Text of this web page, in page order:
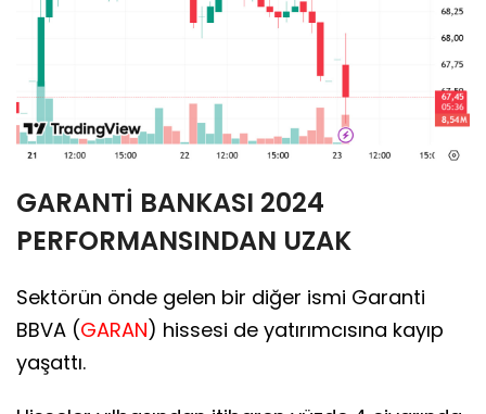
GARANTİ BANKASI 2024
PERFORMANSINDAN UZAK
Sektörün önde gelen bir diğer ismi Garanti
BBVA (GARAN) hissesi de yatırımcısına kayıp
yaşattı.